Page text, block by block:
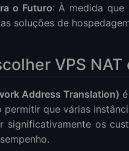
o Futuro: À medida que
soluções de
VPS NAT
Address Translation)
permitir que várias
significativamente os